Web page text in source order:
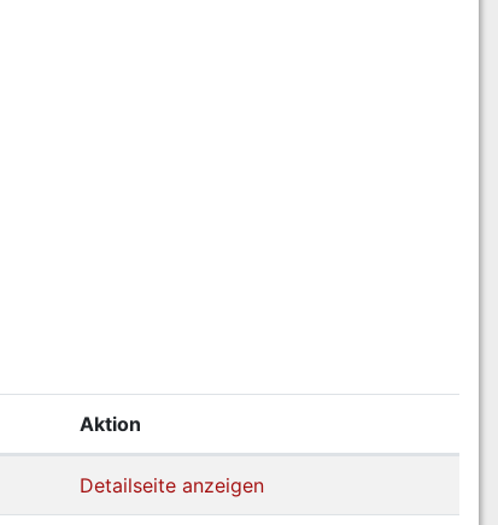
Aktion
Detailseite anzeigen